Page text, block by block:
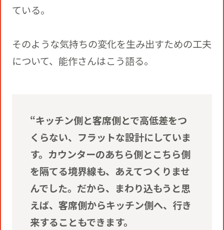
ている。
そのような気持ちの変化を生み出すための工夫
について、能作さんはこう語る。
“キッチン側と客席側とで高低差をつ
くらない、フラットな設計にしていま
す。カウンターのあちら側とこちら側
を隔てる境界線も、あえてつくりませ
んでした。だから、まわり込もうと思
えば、客席側からキッチン側へ、行き
来することもできます。